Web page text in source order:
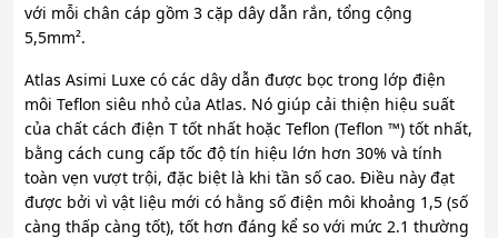
với mỗi chân cáp gồm 3 cặp dây dẫn rắn, tổng cộng
5,5mm².
Atlas Asimi Luxe có các dây dẫn được bọc trong lớp điện
môi Teflon siêu nhỏ của Atlas. Nó giúp cải thiện hiệu suất
của chất cách điện T tốt nhất hoặc Teflon (Teflon ™) tốt nhất,
bằng cách cung cấp tốc độ tín hiệu lớn hơn 30% và tính
toàn vẹn vượt trội, đặc biệt là khi tần số cao. Điều này đạt
được bởi vì vật liệu mới có hằng số điện môi khoảng 1,5 (số
càng thấp càng tốt), tốt hơn đáng kể so với mức 2.1 thường